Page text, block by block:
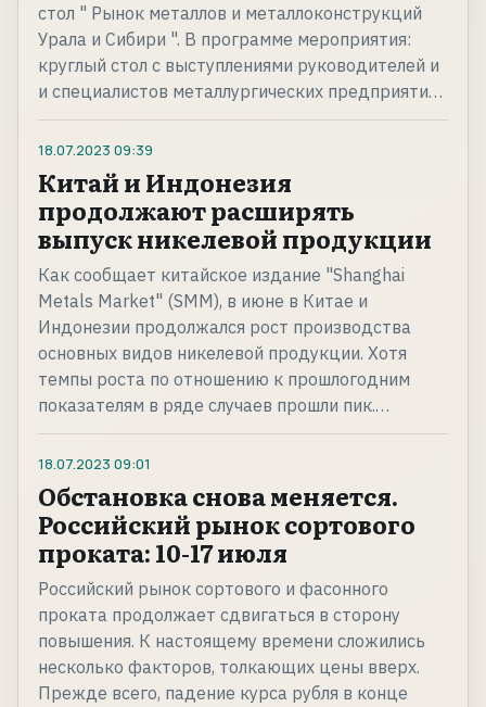
стол " Рынок металлов и металлоконструкций
Урала и Сибири ". В программе мероприятия:
круглый стол с выступлениями руководителей и
и специалистов металлургических предприяти…
18.07.2023 09:39
Китай и Индонезия
продолжают расширять
выпуск никелевой продукции
Как сообщает китайское издание "Shanghai
Metals Market" (SMM), в июне в Китае и
Индонезии продолжался рост производства
основных видов никелевой продукции. Хотя
темпы роста по отношению к прошлогодним
показателям в ряде случаев прошли пик.…
18.07.2023 09:01
Обстановка снова меняется.
Российский рынок сортового
проката: 10-17 июля
Российский рынок сортового и фасонного
проката продолжает сдвигаться в сторону
повышения. К настоящему времени сложились
несколько факторов, толкающих цены вверх.
Прежде всего, падение курса рубля в конце